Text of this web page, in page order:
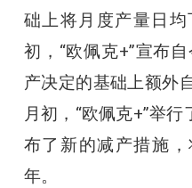
础上将月度产量日
初，“欧佩克+”宣布
产决定的基础上额外
月初，“欧佩克+”举
布了新的减产措施
年。